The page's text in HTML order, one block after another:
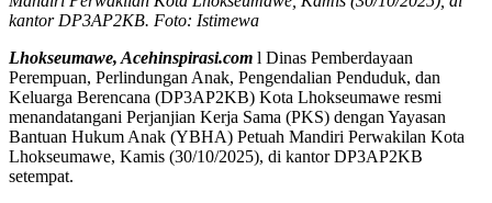
kantor DP3AP2KB. Foto: Istimewa
Lhokseumawe, Acehinspirasi.com l Dinas Pemberdayaan
Perempuan, Perlindungan Anak, Pengendalian Penduduk, dan
Keluarga Berencana (DP3AP2KB) Kota Lhokseumawe resmi
menandatangani Perjanjian Kerja Sama (PKS) dengan Yayasan
Bantuan Hukum Anak (YBHA) Petuah Mandiri Perwakilan Kota
Lhokseumawe, Kamis (30/10/2025), di kantor DP3AP2KB
setempat.